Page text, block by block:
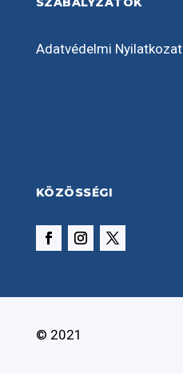
Adatvédelmi Nyilatkozat
KÖZÖSSÉGI
© 2021